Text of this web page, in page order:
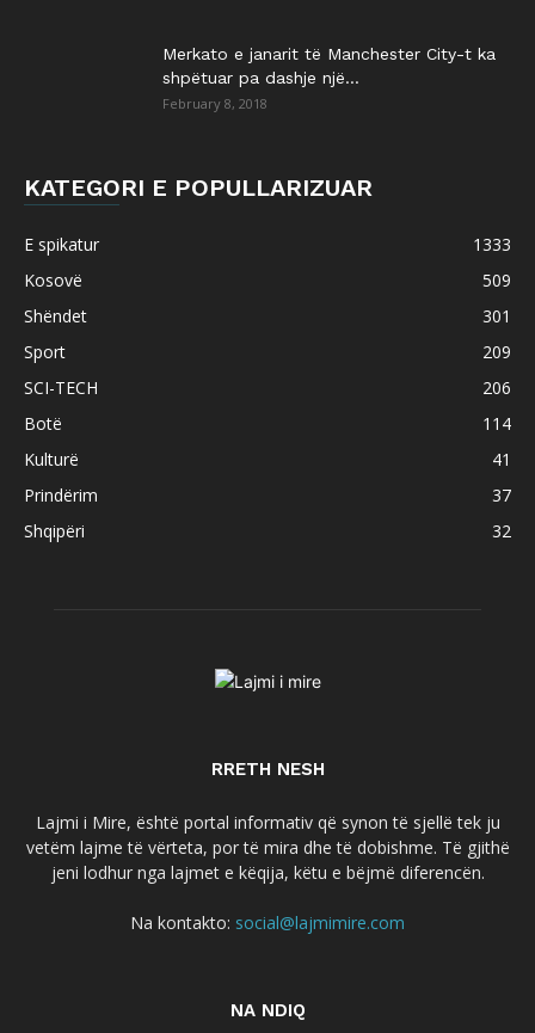
Merkato e janarit të Manchester City-t ka
shpëtuar pa dashje një...
February 8, 2018
KATEGORI E POPULLARIZUAR
E spikatur
1333
Kosovë
509
Shëndet
301
Sport
209
SCI-TECH
206
Botë
114
Kulturë
41
Prindërim
37
Shqipëri
32
RRETH NESH
Lajmi i Mire, është portal informativ që synon të sjellë tek ju
vetëm lajme të vërteta, por të mira dhe të dobishme. Të gjithë
jeni lodhur nga lajmet e këqija, këtu e bëjmë diferencën.
Na kontakto: social@lajmimire.com
NA NDIQ